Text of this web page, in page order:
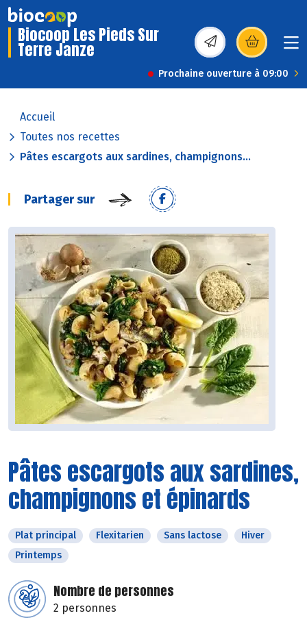
Biocoop Les Pieds Sur
Terre Janze (s’ouvre dans une
Prochaine ouverture à 09:00
Accueil
Toutes nos recettes
Pâtes escargots aux sardines, champignons...
Partager sur
Pâtes escargots aux sardines,
champignons et épinards
Plat principal Flexitarien Sans lactose
Hiver
Printemps
Nombre de personnes
2 personnes